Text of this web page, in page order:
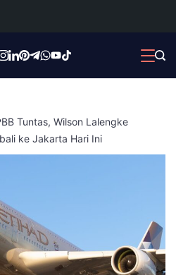
Tuntas, Wilson Lalengke
ke Jakarta Hari Ini